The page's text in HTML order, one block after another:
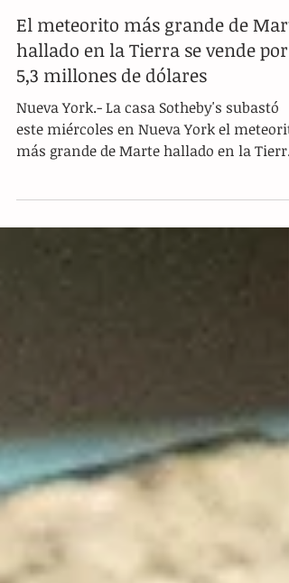
El meteorito más grande de
hallado en la Tierra se vende por
5,3 millones de dólares
Nueva York.- La casa Sotheby's subastó
más grande de Marte hallado en la Tierra,